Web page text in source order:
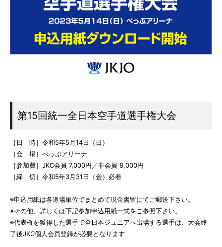
第15回統一全日本空手道選手権大会
［日 時］令和5年5月14日（日）
［会 場］べっぷアリーナ
［参加費］JKC会員 7,000円／非会員 8,000円
［締 切］令和5年3月31日（金）必着
※申込用紙は各道場単位でまとめて現金書留にてご郵送下さい。
※その他、詳しくは下記参加申込用紙一式をご参照下さい。
※代表権を獲得した選手で全日本ジュニアへ出場する選手は、大会終
了後JKC個人会員登録が必要となります